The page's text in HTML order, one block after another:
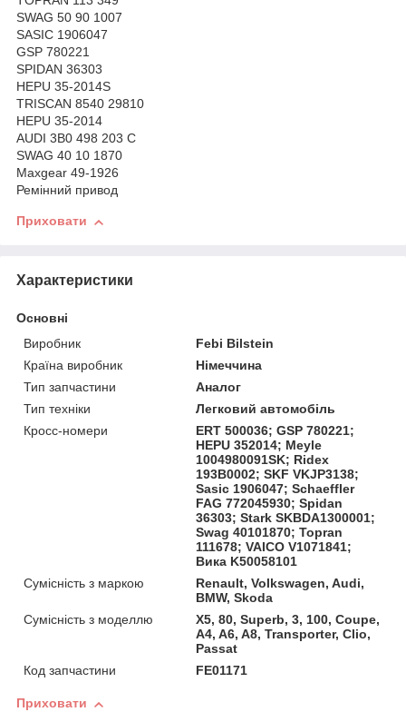
SWAG 50 90 1007
SASIC 1906047
GSP 780221
SPIDAN 36303
HEPU 35-2014S
TRISCAN 8540 29810
HEPU 35-2014
AUDI 3B0 498 203 C
SWAG 40 10 1870
Maxgear 49-1926
Ремінний привод
Приховати
Характеристики
Основні
Виробник
Febi Bilstein
Країна виробник
Німеччина
Тип запчастини
Аналог
Тип техніки
Легковий автомобіль
Кросс-номери
ERT 500036; GSP 780221;
HEPU 352014; Meyle
1004980091SK; Ridex
193B0002; SKF VKJP3138;
Sasic 1906047; Schaeffler
FAG 772045930; Spidan
36303; Stark SKBDA1300001;
Swag 40101870; Topran
111678; VAICO V1071841;
Вика K50058101
Сумісність з маркою
Renault, Volkswagen, Audi,
BMW, Skoda
Сумісність з моделлю
X5, 80, Superb, 3, 100, Coupe,
A4, A6, A8, Transporter, Clio,
Passat
Код запчастини
FE01171
Приховати